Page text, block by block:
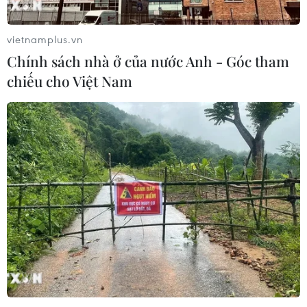
thải khí nhà kính vào năm 2030
07/08/2026 09:42
Bão Dolphin càn quét các đảo miền
Nam Nhật Bản, sân bay Okinawa
phải đóng cửa
07/08/2026 09:10
Thái Lan: Ôtô lao vào trung tâm
chăm sóc trẻ làm khoảng nạn nhân
bị thương
07/08/2026 08:13
Thủ tướng Thái Lan chỉ đạo khẩn sau
vietnamplus.vn
Chính sách nhà ở của nước Anh - Góc tham
chiếu cho Việt Nam